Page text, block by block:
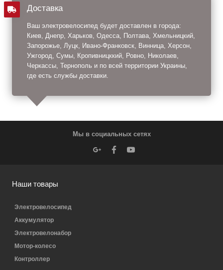
Доставка
Ваш электровелосипед будет доставлен в города:
Киев, Днепр, Харьков, Одесса, Полтава, Хмельницкий,
Запорожье, Луцк, Ивано-Франковск, Винница, Херсон,
Ужгород, Сумы, Кропивницккий, Ровно, Николаев,
Черкассы, Тернополь и по всей территории Украины,
где есть службы доставки.
Мы в социальных сетях
Наши товары
Электровелосипед
Аккумулятор
Электровелонабор
Мотор-колесо
Контроллер